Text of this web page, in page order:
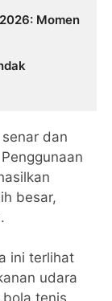
Momen
dan
besar,
ini terlihat
udara